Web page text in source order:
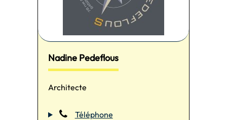
Nadine Pedeflous
Architecte
Téléphone